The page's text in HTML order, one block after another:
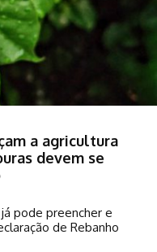
a agricultura
devem se
pode preencher e
de Rebanho